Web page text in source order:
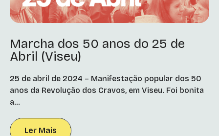
Marcha dos 50 anos do 25 de
Abril (Viseu)
25 de abril de 2024 – Manifestação popular dos 50
anos da Revolução dos Cravos, em Viseu. Foi bonita
a...
Ler Mais